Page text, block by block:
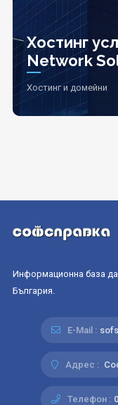
Хостинг
Network
Хостинг и домейни
Информационна база
България.
E-Mail :
Адрес :
Телефон :